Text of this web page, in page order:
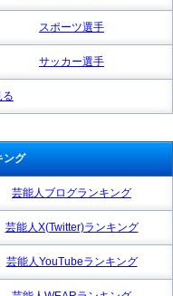
スポーツ選手
サッカー選手
る
ング
芸能人ブログランキング
芸能人X(Twitter)ランキング
芸能人YouTubeランキング